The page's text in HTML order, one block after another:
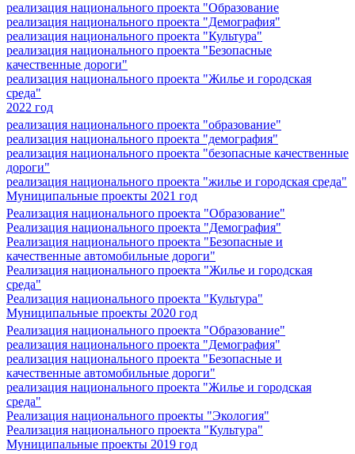
реализация национального проекта "Образование
реализация национального проекта "Демография"
реализация национального проекта "Культура"
реализация национального проекта "Безопасные
качественные дороги"
реализация национального проекта "Жилье и городская
среда"
2022 год
реализация национального проекта "образование"
реализация национального проекта "демография"
реализация национального проекта "безопасные качественные
дороги"
реализация национального проекта "жилье и городская среда"
Муниципальные проекты 2021 год
Реализация национального проекта "Образование"
Реализация национального проекта "Демография"
Реализация национального проекта "Безопасные и
качественные автомобильные дороги"
Реализация национального проекта "Жилье и городская
среда"
Реализация национального проекта "Культура"
Муниципальные проекты 2020 год
Реализация национального проекта "Образование"
реализация национального проекта "Демография"
реализация национального проекта "Безопасные и
качественные автомобильные дороги"
реализация национального проекта "Жилье и городская
среда"
Реализация национального проекты "Экология"
Реализация национального проекта "Культура"
Муниципальные проекты 2019 год